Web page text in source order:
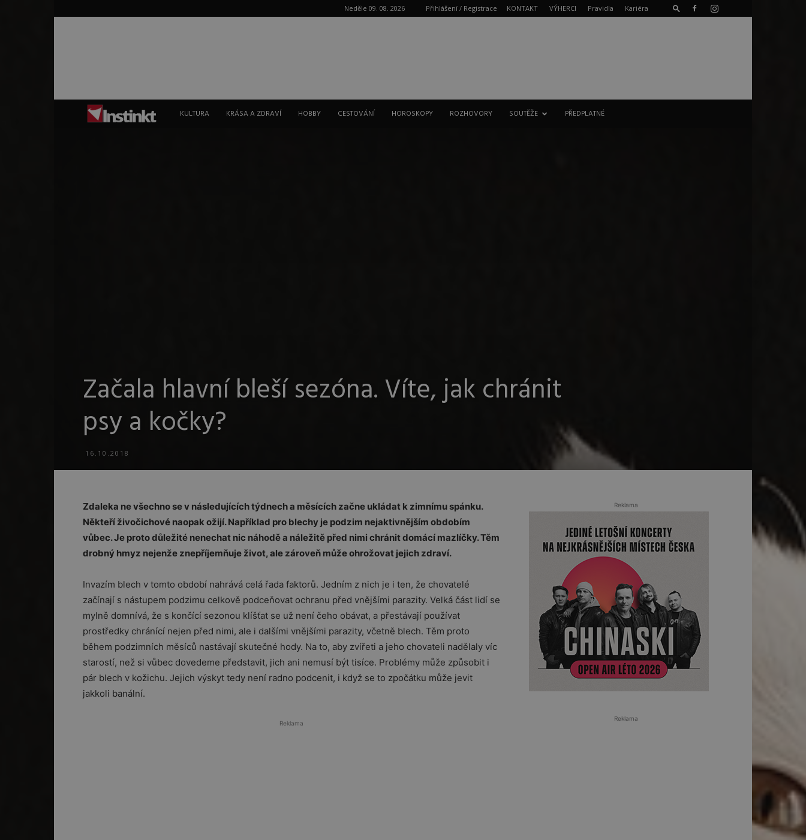
Neděle 09. 08. 2026 Přihlášení / Registrace KONTAKT VÝHERCI Pravidla Kariéra
Instinkt
KULTURA KRÁSA A ZDRAVÍ HOBBY CESTOVÁNÍ HOROSKOPY ROZHOVORY SOUTĚŽE PŘEDPLATNÉ
Začala hlavní bleší sezóna. Víte, jak chránit
psy a kočky?
16.10.2018
Zdaleka ne všechno se v následujících týdnech a měsících začne ukládat k zimnímu spánku.
Někteří živočichové naopak ožijí. Například pro blechy je podzim nejaktivnějším obdobím
vůbec. Je proto důležité nenechat nic náhodě a náležitě před nimi chránit domácí mazlíčky. Těm
drobný hmyz nejenže znepříjemňuje život, ale zároveň může ohrožovat jejich zdraví.
Invazím blech v tomto období nahrává celá řada faktorů. Jedním z nich je i ten, že chovatelé
začínají s nástupem podzimu celkově podceňovat ochranu před vnějšími parazity. Velká část lidí se
mylně domnívá, že s končící sezonou klíšťat se už není čeho obávat, a přestávají používat
prostředky chránící nejen před nimi, ale i dalšími vnějšími parazity, včetně blech. Těm proto
během podzimních měsíců nastávají skutečné hody. Na to, aby zvířeti a jeho chovateli nadělaly víc
starostí, než si vůbec dovedeme představit, jich ani nemusí být tisíce. Problémy může způsobit i
pár blech v kožichu. Jejich výskyt tedy není radno podcenit, i když se to zpočátku může jevit
jakkoli banální.
Reklama
Reklama
Reklama